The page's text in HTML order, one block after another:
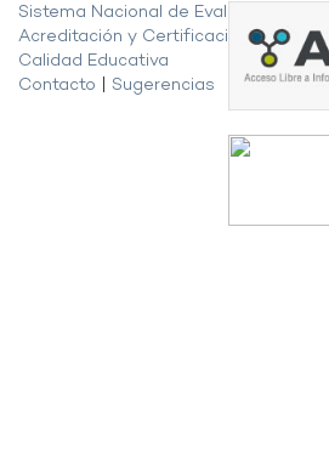
Sistema Nacional de Evaluación,
Acreditación y Certificación de la
Calidad Educativa
Contacto
Sugerencias